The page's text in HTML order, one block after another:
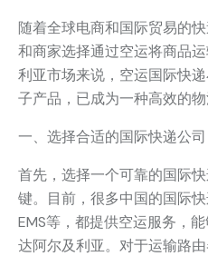
随着全球电商和国际贸易的
和商家选择通过空运将商品
利亚市场来说，空运国际快
子产品，已成为一种高效的物
一、选择合适的国际快递公司
首先，选择一个可靠的国际
键。目前，很多中国的国际快
EMS等，都提供空运服务，
达阿尔及利亚。对于运输路